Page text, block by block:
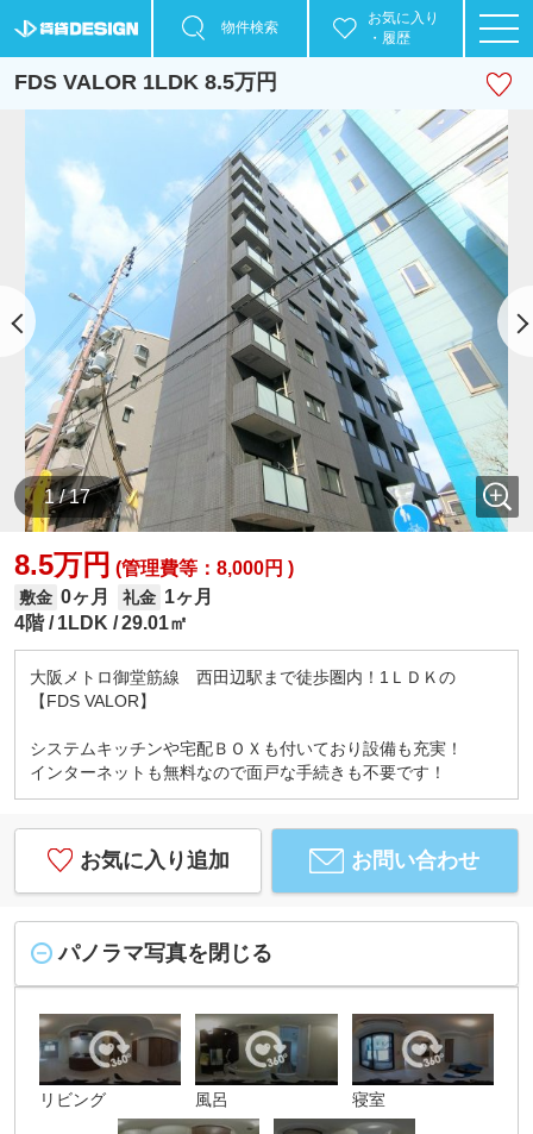
物件検索
お気に入り
・履歴
FDS VALOR 1LDK 8.5万円
1 / 17
8.5万円 (管理費等：8,000円 )
敷金 0ヶ月 礼金 1ヶ月
4階
1LDK 29.01㎡
大阪メトロ御堂筋線 西田辺駅まで徒歩圏内！1ＬＤＫの
【FDS VALOR】
システムキッチンや宅配ＢＯＸも付いており設備も充実！
インターネットも無料なので面戸な手続きも不要です！
お気に入り追加 お問い合わせ
パノラマ写真を閉じる
リビング 風呂 寝室